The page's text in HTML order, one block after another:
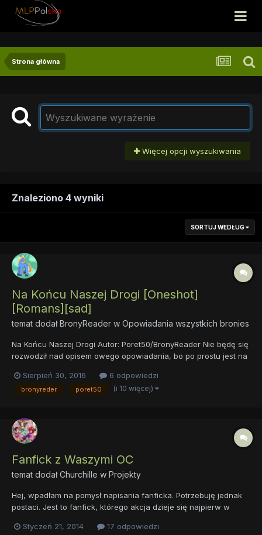
Strona główna
Więcej opcji wyszukiwania
Znaleziono 4 wyniki
SORTUJ WEDŁUG
Na Końcu Naszej Drogi [Oneshot]
[Romans][sad]
temat dodałBronyReader w Opowiadania wszystkich bronies
Na Końcu Naszej Drogi Autor: Poret50/BronyReader Nie będę się
rozwodził nad opisem owego opowiadania, bo po prostu jest na
powiedziałbyś swojej ukochanej czy też ukochanemu, gdybyś
wiedział/a że za pięć minut...
Sierpień 30, 2016 6 odpowiedzi
bronyreder poret50 (i 10 więcej)
Fanfick z Waszymi OC
temat dodałChurchille w Projekty
Hej, wpadłam na pomysł napisania fanficka. Potrzebuję jednak
postaci. Jest to fanfick, którego akcja dzieje się najpierw w
dżungli. Krótki opis: [imię kucyka] znajduje w pewnej książce
Styczeń 21, 2014 17 odpowiedzi